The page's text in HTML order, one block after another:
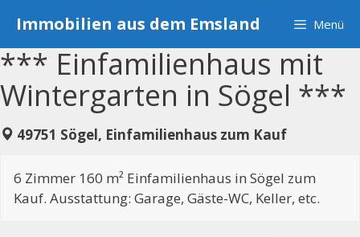
Inhalt
springen
Immobilien aus dem Emsland Menü
*** Einfamilienhaus mit
Wintergarten in Sögel ***
49751 Sögel, Einfamilienhaus zum Kauf
6 Zimmer 160 m² Einfamilienhaus in Sögel zum
Kauf. Ausstattung: Garage, Gäste-WC, Keller, etc.